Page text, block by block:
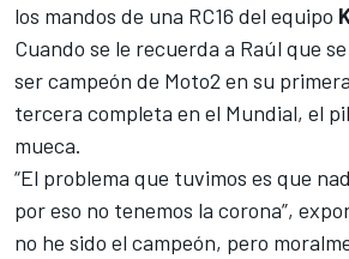
los mandos de una RC16 del equipo
Cuando se le recuerda a Raúl que
ser campeón de Moto2 en su
tercera completa en el Mundial, el
mueca.
“El problema que tuvimos es que
por eso no tenemos la corona”,
no he sido el campeón, pero